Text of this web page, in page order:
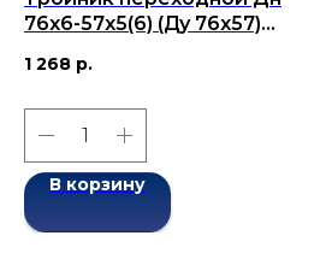
76х6-57х5(6) (Ду 76х57)
2001
1 268 р.
В корзину